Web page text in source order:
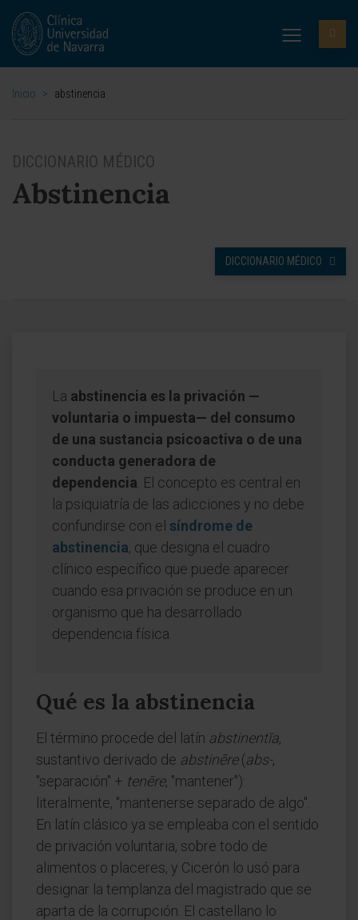
Inicio > abstinencia
DICCIONARIO MÉDICO
Abstinencia
DICCIONARIO MÉDICO
La abstinencia es la privación —
voluntaria o impuesta— del consumo
de una sustancia psicoactiva o de una
conducta generadora de
dependencia . El concepto es central en
la psiquiatría de las adicciones y no debe
confundirse con el síndrome de
abstinencia, que designa el cuadro
clínico específico que puede aparecer
cuando esa privación se produce en un
organismo que ha desarrollado
dependencia física.
Qué es la abstinencia
El término procede del latín abstinentĭa,
sustantivo derivado de abstinēre(abs-,
"separación" + tenēre, "mantener"):
literalmente, "mantenerse separado de algo".
En latín clásico ya se empleaba con el sentido
de privación voluntaria, sobre todo de
alimentos o placeres, y Cicerón lo usó para
designar la templanza del magistrado que se
aparta de la corrupción. El castellano lo